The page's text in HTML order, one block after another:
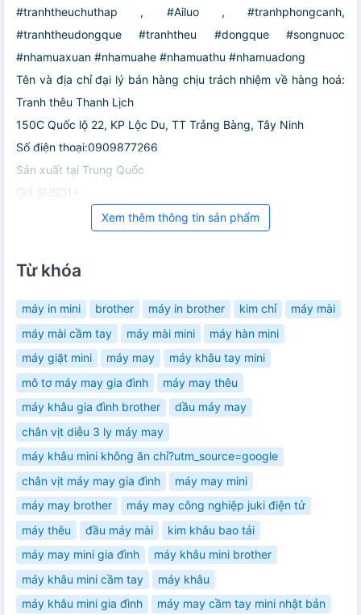
#tranhtheuchuthap , #Ailuo , #tranhphongcanh,
#tranhtheudongque #tranhtheu #dongque #songnuoc
#nhamuaxuan #nhamuahe #nhamuathu #nhamuadong
Tên và địa chỉ đại lý bán hàng chịu trách nhiệm về hàng hoá:
Tranh thêu Thanh Lịch
150C Quốc lộ 22, KP Lộc Du, TT Trảng Bàng, Tây Ninh
Số điện thoại:0909877266
Sản xuất tại Trung Quốc
Giá SUSD1+
Xem thêm thông tin sản phẩm
Từ khóa
máy in mini brother máy in brother kim chỉ
máy mài
máy mài cầm tay
máy mài mini
máy hàn mini
máy giặt mini
máy may
máy khâu tay mini
mô tơ máy may gia đình
máy may thêu
máy khâu gia đình brother
dầu máy may
chân vịt diễu 3 ly máy may
máy khâu mini không ăn chỉ?utm_source=google
chân vịt máy may gia đình
máy may mini
máy may brother
máy may công nghiệp juki điện tử
máy thêu
đầu máy mài
kim khâu bao tải
máy may mini gia đình
máy khâu mini brother
máy khâu mini cầm tay
máy khâu
máy khâu mini gia đình
máy may cầm tay mini nhật bản